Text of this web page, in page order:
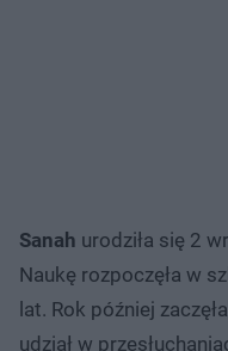
Sanah urodziła się 2
Naukę rozpoczęła w
lat. Rok później
udział w